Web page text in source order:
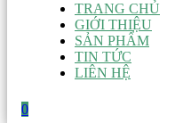
TRANG CHỦ
GIỚI THIỆU
SẢN PHẨM
TIN TỨC
LIÊN HỆ
0